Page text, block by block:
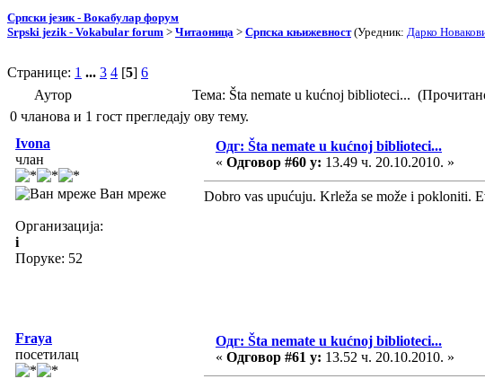
Српски језик - Вокабулар форум
Srpski jezik - Vokabular forum > Читаоница > Српска књижевност(Уредник: Дарко
Странице: 1 ... 3 4 [5] 6
Аутор
Тема: Šta nemate u kućnoj biblioteci...
0 чланова и 1 гост прегледају ову тему.
Ivona
члан
Ван мреже
Организација:
i
Поруке: 52
Одг: Šta nemate u kućnoj biblioteci...
« Одговор #60 у: 13.49 ч. 20.10.2010. »
Dobro vas upućuju. Krleža se može i pokloniti.
Fraya
посетилац
Одг: Šta nemate u kućnoj biblioteci...
« Одговор #61 у: 13.52 ч. 20.10.2010. »